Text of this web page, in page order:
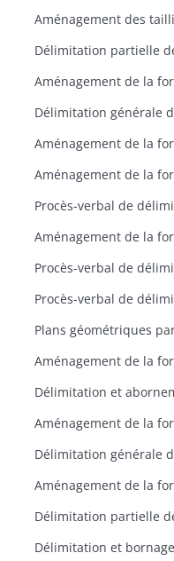
Délimitation partielle
Aménagement de la
Délimitation générale
Aménagement de la
Aménagement de la
Aménagement de la
Aménagement de la
Aménagement de la
Aménagement de la
Délimitation partielle